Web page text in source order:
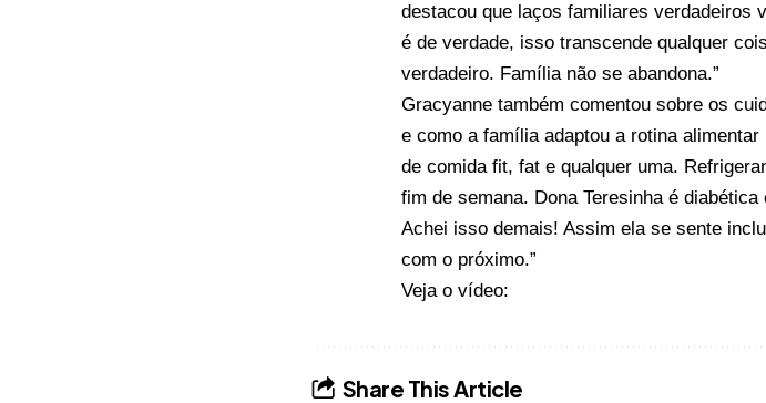
destacou que laços familiares verdadeiros
é de verdade, isso transcende qualquer
verdadeiro. Família não se abandona.”
Gracyanne também comentou sobre os
e como a família adaptou a rotina
de comida fit, fat e qualquer uma.
fim de semana. Dona Teresinha é
Achei isso demais! Assim ela se sente
com o próximo.”
Veja o vídeo:
Share This Article